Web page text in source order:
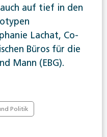
auf tief in den
Lachat, Co-
Büros für die
Mann (EBG).
Politik